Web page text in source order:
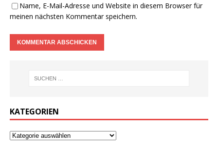
Name, E-Mail-Adresse und Website in diesem Browser für
meinen nächsten Kommentar speichern.
KATEGORIEN